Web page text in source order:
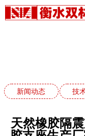
新闻动态 技
天然橡胶隔